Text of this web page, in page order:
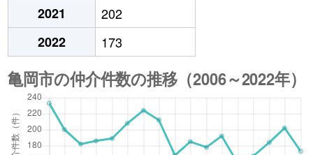
2021
202
2022
173